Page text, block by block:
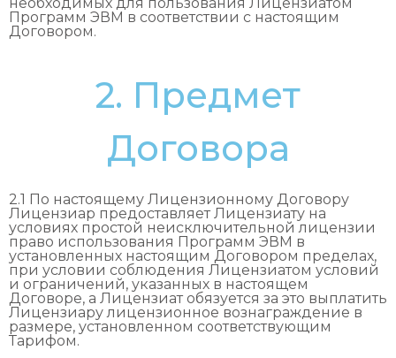
Программ ЭВМ в соответствии с настоящим
Договором.
2. Предмет
Договора
2.1 По настоящему Лицензионному Договору
Лицензиар предоставляет Лицензиату на
условиях простой неисключительной лицензии
право использования Программ ЭВМ в
установленных настоящим Договором пределах,
при условии соблюдения Лицензиатом условий
и ограничений, указанных в настоящем
Договоре, а Лицензиат обязуется за это выплатить
Лицензиару лицензионное вознаграждение в
размере, установленном соответствующим
Тарифом.